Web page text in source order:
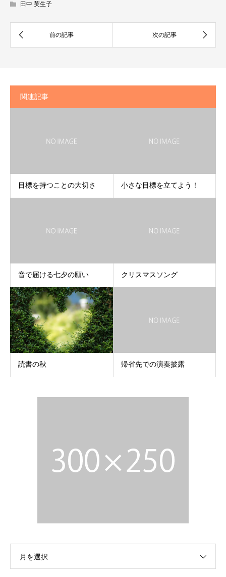
田中 芙生子
関連記事
目標を持つことの大切さ 小さな目標を立てよう！
音で届ける七夕の願い クリスマスソング
読書の秋 帰省先での演奏披露
月を選択